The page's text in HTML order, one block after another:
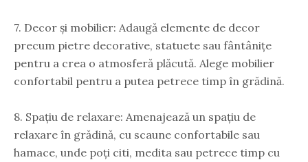
7. Decor și mobilier: Adaugă elemente de decor
precum pietre decorative, statuete sau fântânițe
pentru a crea o atmosferă plăcută. Alege mobilier
confortabil pentru a putea petrece timp în grădină.
8. Spațiu de relaxare: Amenajează un spațiu de
relaxare în grădină, cu scaune confortabile sau
hamace, unde poți citi, medita sau petrece timp cu